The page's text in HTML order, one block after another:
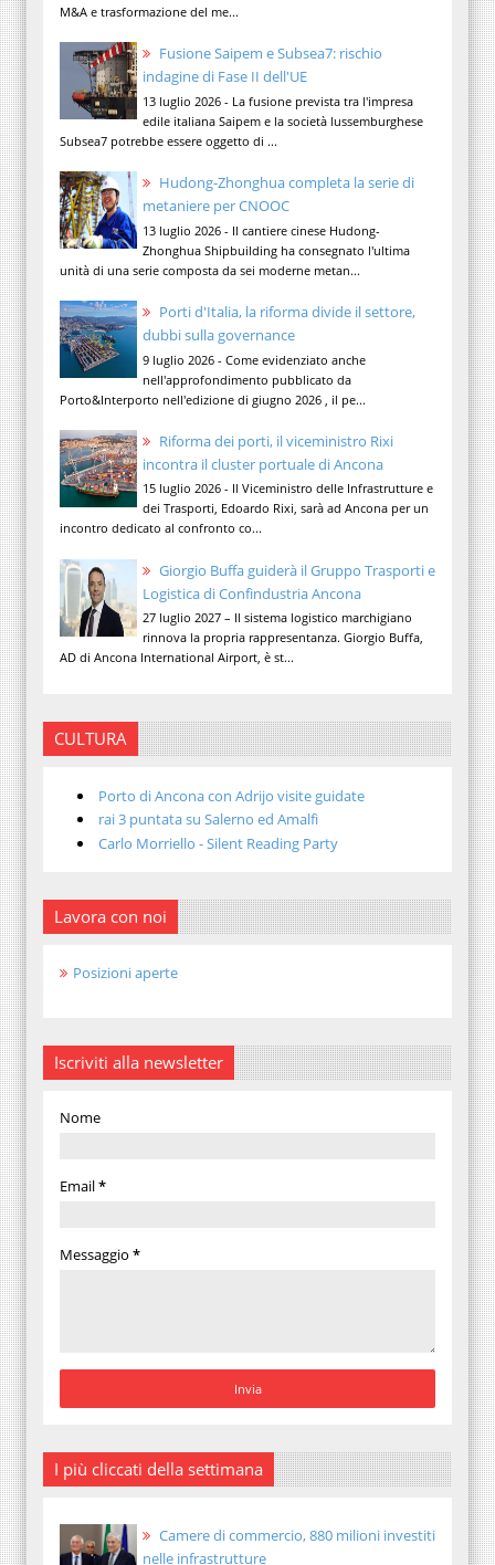
M&A e trasformazione del me...
Fusione Saipem e Subsea7: rischio
indagine di Fase II dell'UE
13 luglio 2026 - La fusione prevista tra l'impresa
edile italiana Saipem e la società lussemburghese
Subsea7 potrebbe essere oggetto di ...
Hudong-Zhonghua completa la serie di
metaniere per CNOOC
13 luglio 2026 - Il cantiere cinese Hudong-
Zhonghua Shipbuilding ha consegnato l'ultima
unità di una serie composta da sei moderne metan...
Porti d'Italia, la riforma divide il settore,
dubbi sulla governance
9 luglio 2026 - Come evidenziato anche
nell'approfondimento pubblicato da
Porto&Interporto nell'edizione di giugno 2026 , il pe...
Riforma dei porti, il viceministro Rixi
incontra il cluster portuale di Ancona
15 luglio 2026 - Il Viceministro delle Infrastrutture e
dei Trasporti, Edoardo Rixi, sarà ad Ancona per un
incontro dedicato al confronto co...
Giorgio Buffa guiderà il Gruppo Trasporti e
Logistica di Confindustria Ancona
27 luglio 2027 – Il sistema logistico marchigiano
rinnova la propria rappresentanza. Giorgio Buffa,
AD di Ancona International Airport, è st...
CULTURA
Porto di Ancona con Adrijo visite guidate
rai 3 puntata su Salerno ed Amalfi
Carlo Morriello - Silent Reading Party
Lavora con noi
Posizioni aperte
Iscriviti alla newsletter
Nome
Email*
Messaggio *
I più cliccati della settimana
Camere di commercio, 880 milioni investiti
nelle infrastrutture